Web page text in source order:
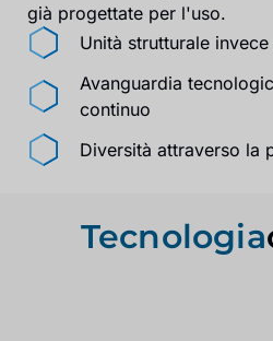
già progettate per l'uso.
Unità strutturale
Avanguardia
continuo
Diversità attraverso la
Tecnologia